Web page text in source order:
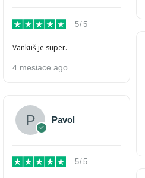
5/5
Vankuš je super.
4 mesiace ago
Pavol
5/5